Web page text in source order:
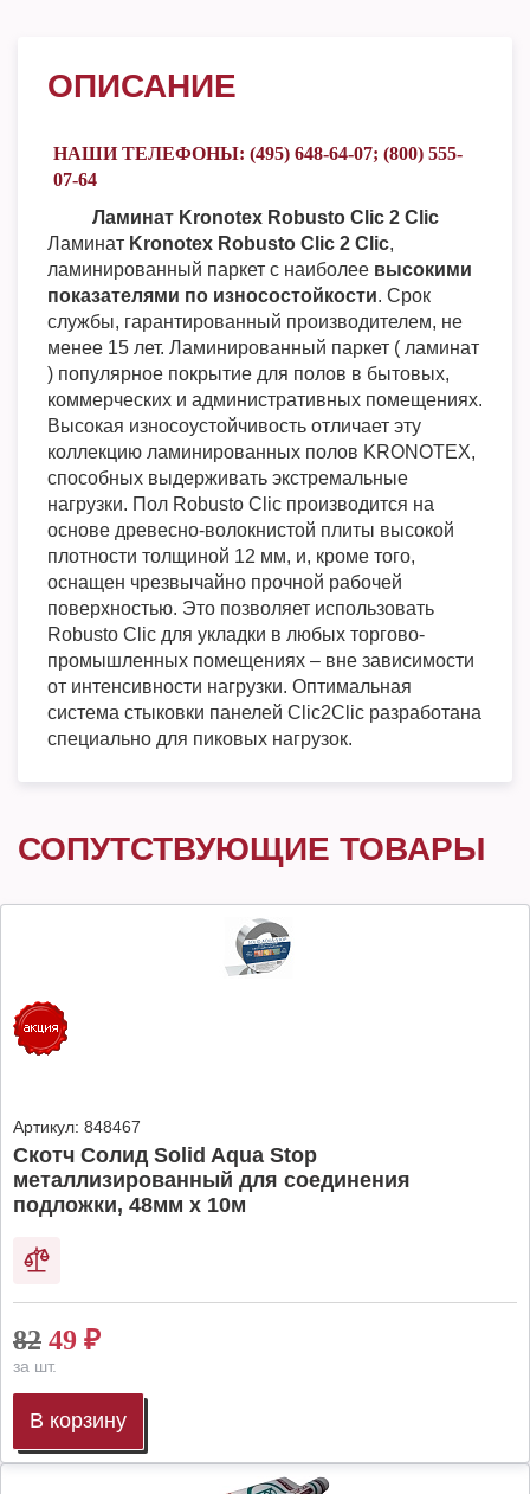
ОПИСАНИЕ
НАШИ ТЕЛЕФОНЫ: (495) 648-64-07; (800) 555-
07-64
Ламинат Kronotex Robusto Clic 2 Clic
Ламинат Kronotex Robusto Clic 2 Clic,
ламинированный паркет с наиболее высокими
показателями по износостойкости. Срок
службы, гарантированный производителем, не
менее 15 лет. Ламинированный паркет ( ламинат
) популярное покрытие для полов в бытовых,
коммерческих и административных помещениях.
Высокая износоустойчивость отличает эту
коллекцию ламинированных полов KRONOTEX,
способных выдерживать экстремальные
нагрузки. Пол Robusto Clic производится на
основе древесно-волокнистой плиты высокой
плотности толщиной 12 мм, и, кроме того,
оснащен чрезвычайно прочной рабочей
поверхностью. Это позволяет использовать
Robusto Clic для укладки в любых торгово-
промышленных помещениях – вне зависимости
от интенсивности нагрузки. Оптимальная
система стыковки панелей Clic2Clic разработана
специально для пиковых нагрузок.
СОПУТСТВУЮЩИЕ ТОВАРЫ
Артикул: 848467
Скотч Солид Solid Aqua Stop
металлизированный для соединения
подложки, 48мм х 10м
82 49 ₽
за шт.
В корзину